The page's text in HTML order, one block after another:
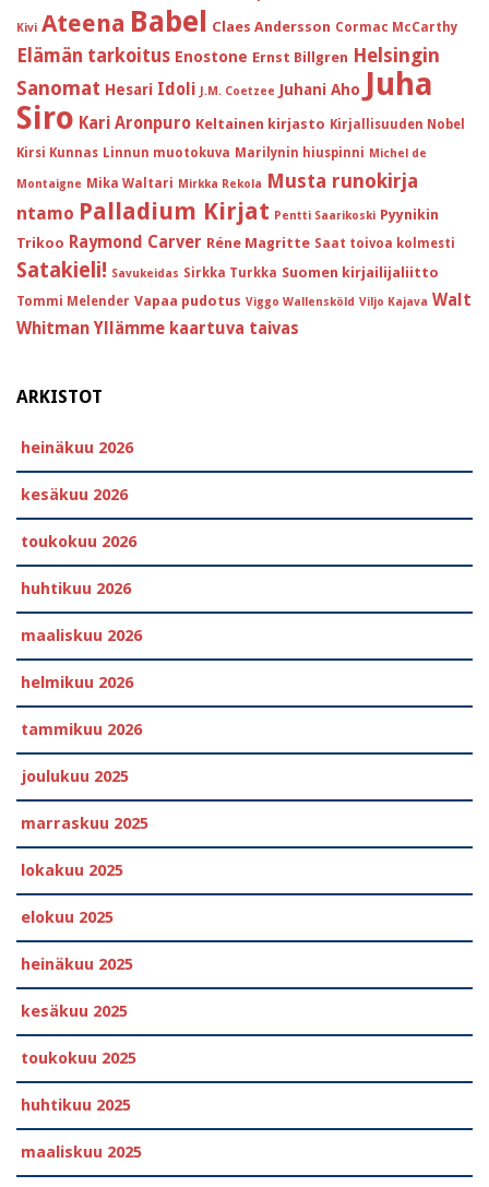
Kivi Ateena Babel Claes Andersson Cormac McCarthy
Elämän tarkoitus Enostone Ernst Billgren Helsingin
Sanomat Hesari Idoli J.M. Coetzee Juhani Aho Juha
Siro Kari Aronpuro Keltainen kirjasto Kirjallisuuden Nobel
Kirsi Kunnas Linnun muotokuva Marilynin hiuspinni Michel de
Montaigne Mika Waltari Mirkka Rekola Musta runokirja
ntamo Palladium Kirjat Pentti Saarikoski Pyynikin
Trikoo Raymond Carver Réne Magritte Saat toivoa kolmesti
Satakieli! Savukeidas Sirkka Turkka Suomen kirjailijaliitto
Tommi Melender Vapaa pudotus Viggo Wallensköld Viljo Kajava Walt
Whitman Yllämme kaartuva taivas
ARKISTOT
heinäkuu 2026
kesäkuu 2026
toukokuu 2026
huhtikuu 2026
maaliskuu 2026
helmikuu 2026
tammikuu 2026
joulukuu 2025
marraskuu 2025
lokakuu 2025
elokuu 2025
heinäkuu 2025
kesäkuu 2025
toukokuu 2025
huhtikuu 2025
maaliskuu 2025